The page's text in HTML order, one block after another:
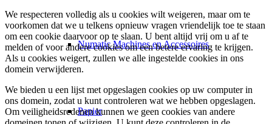
Numatic Machines en Accessoires
Papier
We respecteren volledig als u cookies wilt weigeren, maar om te
voorkomen dat we u telkens opnieuw vragen vriendelijk toe te staan
om een cookie daarvoor op te slaan. U bent altijd vrij om u af te
melden of voor andere cookies om een betere ervaring te krijgen.
Als u cookies weigert, zullen we alle ingestelde cookies in ons
domein verwijderen.
We bieden u een lijst met opgeslagen cookies op uw computer in
ons domein, zodat u kunt controleren wat we hebben opgeslagen.
Om veiligheidsredenen kunnen we geen cookies van andere